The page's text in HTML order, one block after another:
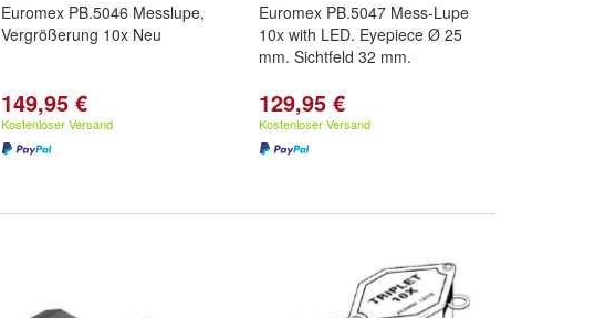
Euromex PB.5046 Messlupe,
Vergrößerung 10x Neu
149,95 €
Kostenloser Versand
Euromex PB.5047 Mess-Lupe
10x with LED. Eyepiece Ø 25
mm. Sichtfeld 32 mm.
129,95 €
Kostenloser Versand